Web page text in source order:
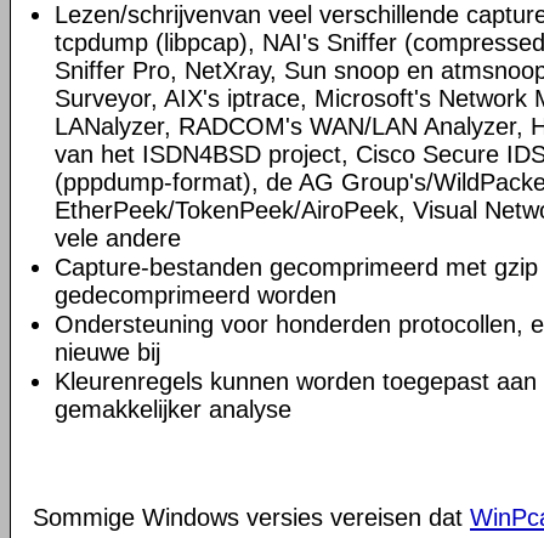
Lezen/schrijvenvan veel verschillende
tcpdump (libpcap), NAI's Sniffer
Sniffer Pro, NetXray, Sun snoop en
Surveyor, AIX's iptrace, Microsoft's Network
LANalyzer, RADCOM's WAN/LAN Analyzer,
van het ISDN4BSD project, Cisco Secure
(pppdump-format), de AG Group's/
EtherPeek/TokenPeek/AiroPeek, Visual
vele andere
Capture-bestanden gecomprimeerd met
gedecomprimeerd worden
Ondersteuning voor honderden protocollen,
nieuwe bij
Kleurenregels kunnen worden toegepast
gemakkelijker analyse
Sommige Windows versies vereisen dat